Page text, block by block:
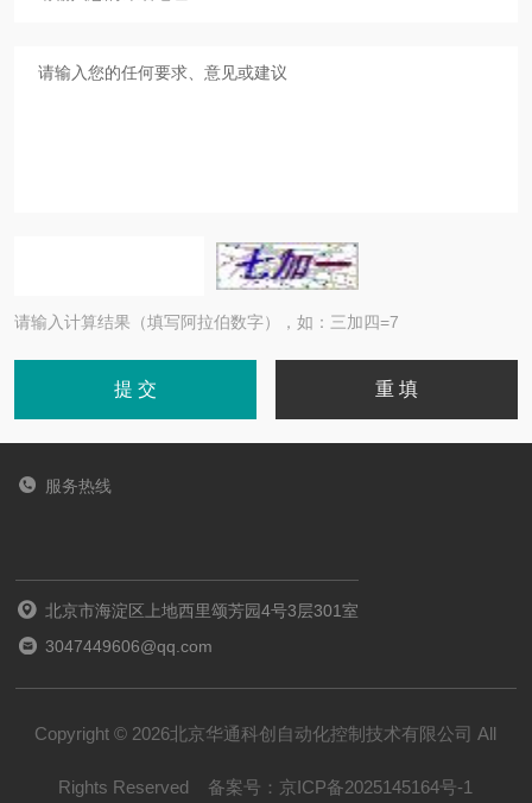
请输入计算结果（填写阿拉伯数字），如：三加四=7
服务热线
北京市海淀区上地西里颂芳园4号3层301室
3047449606@qq.com
Copyright © 2026北京华通科创自动化控制技术有限公司 All
Rights Reserved 备案号： 京ICP备2025145164号-1